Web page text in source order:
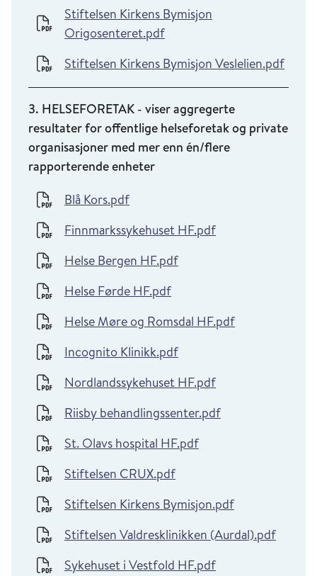
Stiftelsen Kirkens Bymisjon
Origosenteret.pdf
Stiftelsen Kirkens Bymisjon Veslelien.pdf
3. HELSEFORETAK - viser aggregerte
resultater for offentlige helseforetak og private
organisasjoner med mer enn én/flere
rapporterende enheter
Blå Kors.pdf
Finnmarkssykehuset HF.pdf
Helse Bergen HF.pdf
Helse Førde HF.pdf
Helse Møre og Romsdal HF.pdf
Incognito Klinikk.pdf
Nordlandssykehuset HF.pdf
Riisby behandlingssenter.pdf
St. Olavs hospital HF.pdf
Stiftelsen CRUX.pdf
Stiftelsen Kirkens Bymisjon.pdf
Stiftelsen Valdresklinikken (Aurdal).pdf
Sykehuset i Vestfold HF.pdf